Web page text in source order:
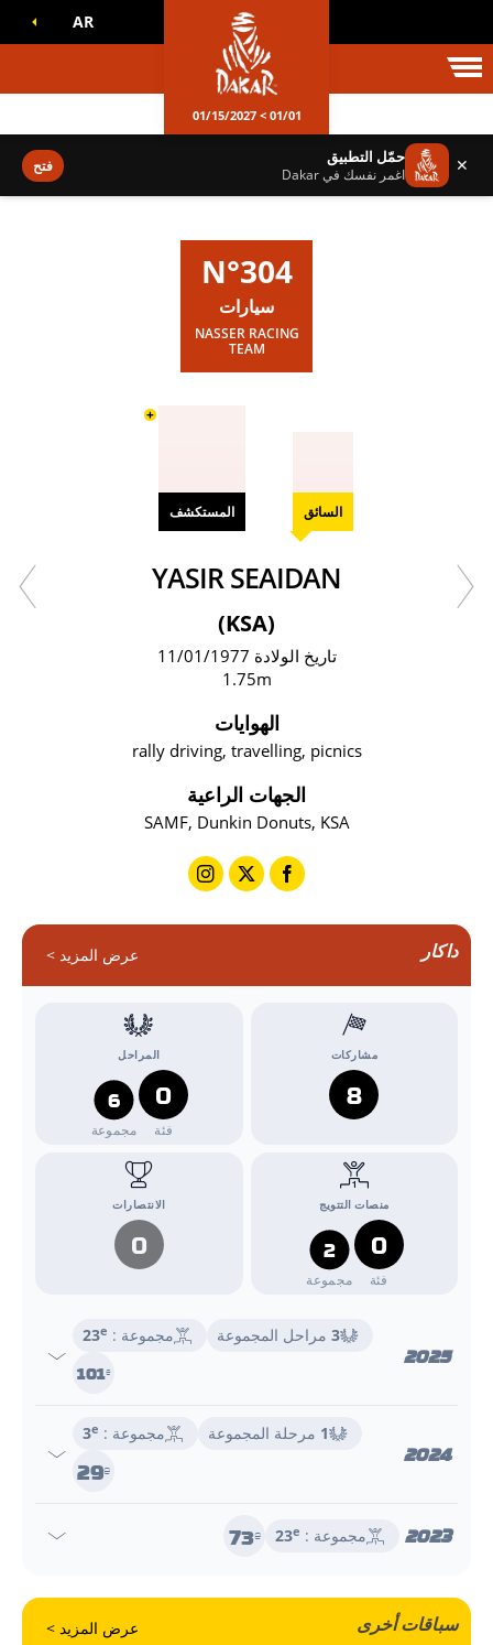
داكار AR
01/01 > 01/15/2027
✕ حمّل التطبيق
اغمر نفسك في Dakar فتح
N°304
سيارات
NASSER RACING
TEAM
السائق المستكشف
+
YASIR SEAIDAN
(KSA)
تاريخ الولادة 11/01/1977
1.75m
الهوايات
rally driving, travelling, picnics
الجهات الراعية
SAMF, Dunkin Donuts, KSA
داكار عرض المزيد >
مشاركات
8
المراحل
0
فئة
6
مجموعة
منصات التتويج
0
فئة
2
مجموعة
الانتصارات
0
2025
3 مراحل المجموعة مجموعة : 23e
101e
2024
1 مرحلة المجموعة مجموعة : 3e
29e
2023 مجموعة : 23e
73e
سباقات أخرى عرض المزيد >